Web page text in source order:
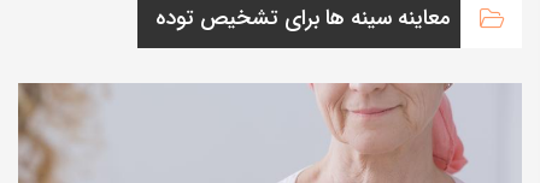
معاینه سینه ها برای تشخیص توده